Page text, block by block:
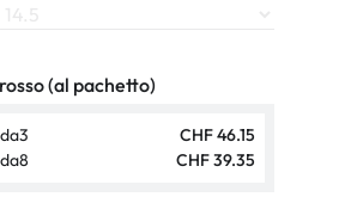
(al pachetto)
da3
CHF 46.15
da8 CHF 39.35